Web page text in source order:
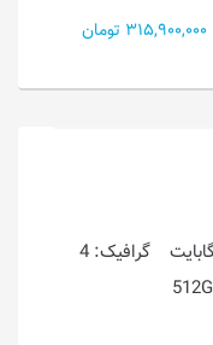
81,500,000 تومان
پردازنده: Ryzen 5-5600H رم: 16 گیگابایت گرافیک: 4